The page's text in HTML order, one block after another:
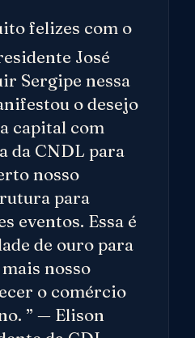
felizes com o
José
Sergipe nessa
o desejo
capital com
da CNDL para
nosso
para
eventos. Essa é
de ouro para
nosso
o comércio
” — Elison